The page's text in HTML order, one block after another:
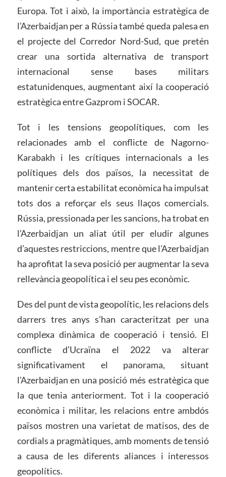
Europa. Tot i això, la importància estratègica de
l’Azerbaidjan per a Rússia també queda palesa en
el projecte del Corredor Nord-Sud, que pretén
crear una sortida alternativa de transport
internacional sense bases militars
estatunidenques, augmentant així la cooperació
estratègica entre Gazprom i SOCAR.
Tot i les tensions geopolítiques, com les
relacionades amb el conflicte de Nagorno-
Karabakh i les crítiques internacionals a les
polítiques dels dos països, la necessitat de
mantenir certa estabilitat econòmica ha impulsat
tots dos a reforçar els seus llaços comercials.
Rússia, pressionada per les sancions, ha trobat en
l’Azerbaidjan un aliat útil per eludir algunes
d’aquestes restriccions, mentre que l’Azerbaidjan
ha aprofitat la seva posició per augmentar la seva
rellevància geopolítica i el seu pes econòmic.
Des del punt de vista geopolític, les relacions dels
darrers tres anys s’han caracteritzat per una
complexa dinàmica de cooperació i tensió. El
conflicte d’Ucraïna el 2022 va alterar
significativament el panorama, situant
l’Azerbaidjan en una posició més estratègica que
la que tenia anteriorment. Tot i la cooperació
econòmica i militar, les relacions entre ambdós
països mostren una varietat de matisos, des de
cordials a pragmàtiques, amb moments de tensió
a causa de les diferents aliances i interessos
geopolítics.